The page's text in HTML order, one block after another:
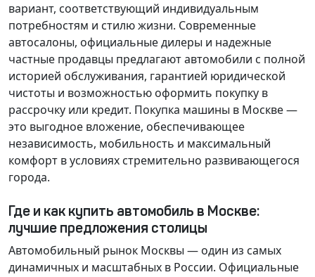
вариант, соответствующий индивидуальным
потребностям и стилю жизни. Современные
автосалоны, официальные дилеры и надежные
частные продавцы предлагают автомобили с полной
историей обслуживания, гарантией юридической
чистоты и возможностью оформить покупку в
рассрочку или кредит. Покупка машины в Москве —
это выгодное вложение, обеспечивающее
независимость, мобильность и максимальный
комфорт в условиях стремительно развивающегося
города.
Где и как купить автомобиль в Москве:
лучшие предложения столицы
Автомобильный рынок Москвы — один из самых
динамичных и масштабных в России. Официальные